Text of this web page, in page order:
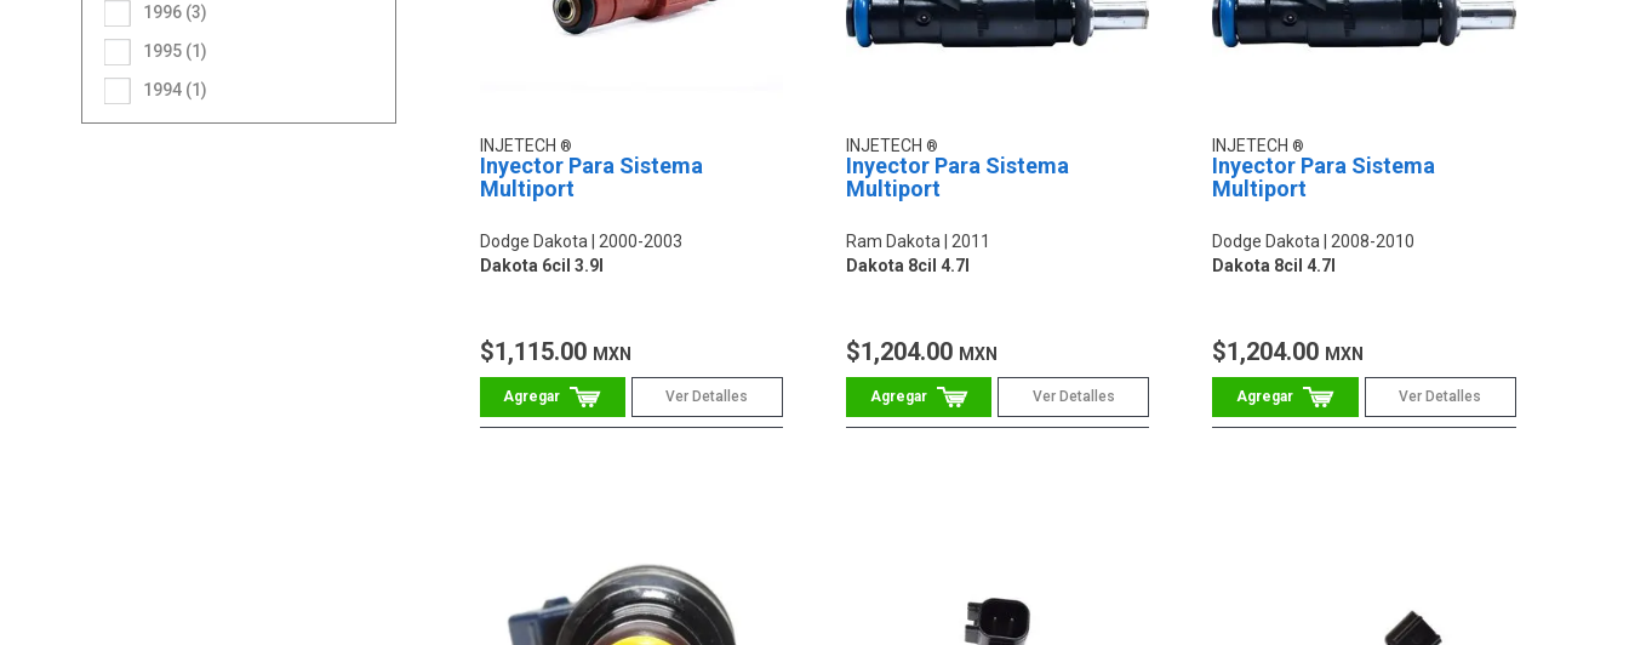
1994 (1)
1995 (1)
1996 (3)
INJETECH
Inyector Para Sistema
Multiport
Dodge Dakota 2000-2003
Dakota 6cil 3.9l
$1,115.00 MXN
Ver Detalles
INJETECH
Inyector Para Sistema
Multiport
Ram Dakota 2011
Dakota 8cil 4.7l
$1,204.00 MXN
Ver Detalles
INJETECH
Inyector Para Sistema
Multiport
Dodge Dakota 2008-2010
Dakota 8cil 4.7l
$1,204.00 MXN
Ver Detalles